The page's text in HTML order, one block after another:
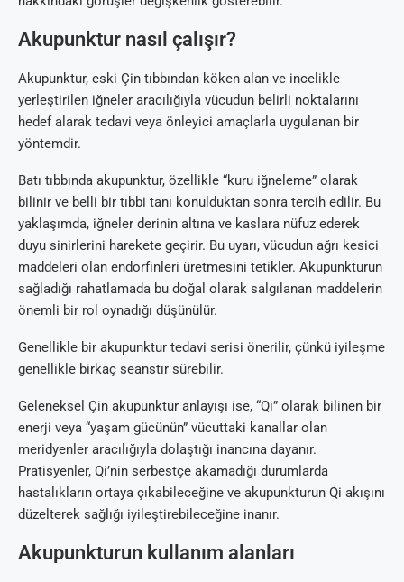
Akupunktur nasıl çalışır?
Akupunktur, eski Çin tıbbından köken alan ve incelikle
yerleştirilen iğneler aracılığıyla vücudun belirli noktalarını
hedef alarak tedavi veya önleyici amaçlarla uygulanan bir
yöntemdir.
Batı tıbbında akupunktur, özellikle “kuru iğneleme” olarak
bilinir ve belli bir tıbbi tanı konulduktan sonra tercih edilir. Bu
yaklaşımda, iğneler derinin altına ve kaslara nüfuz ederek
duyu sinirlerini harekete geçirir. Bu uyarı, vücudun ağrı kesici
maddeleri olan endorfinleri üretmesini tetikler. Akupunkturun
sağladığı rahatlamada bu doğal olarak salgılanan maddelerin
önemli bir rol oynadığı düşünülür.
Genellikle bir akupunktur tedavi serisi önerilir, çünkü iyileşme
genellikle birkaç seanstır sürebilir.
Geleneksel Çin akupunktur anlayışı ise, “Qi” olarak bilinen bir
enerji veya “yaşam gücünün” vücuttaki kanallar olan
meridyenler aracılığıyla dolaştığı inancına dayanır.
Pratisyenler, Qi’nin serbestçe akamadığı durumlarda
hastalıkların ortaya çıkabileceğine ve akupunkturun Qi akışını
düzelterek sağlığı iyileştirebileceğine inanır.
Akupunkturun kullanım alanları